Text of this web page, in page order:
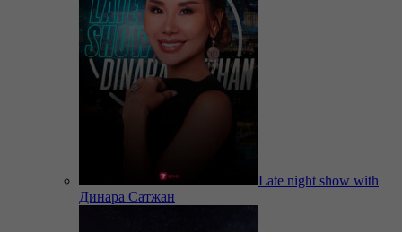
Late night show with
Динара Сатжан